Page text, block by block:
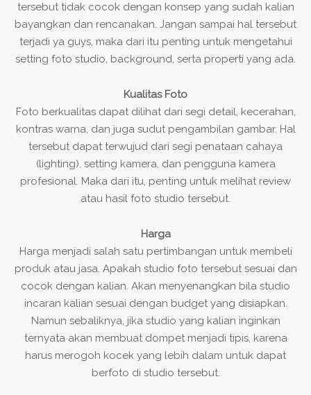
tersebut tidak cocok dengan konsep yang sudah kalian
bayangkan dan rencanakan. Jangan sampai hal tersebut
terjadi ya guys, maka dari itu penting untuk mengetahui
setting foto studio, background, serta properti yang ada.
Kualitas Foto
Foto berkualitas dapat dilihat dari segi detail, kecerahan,
kontras warna, dan juga sudut pengambilan gambar. Hal
tersebut dapat terwujud dari segi penataan cahaya
(lighting), setting kamera, dan pengguna kamera
profesional. Maka dari itu, penting untuk melihat review
atau hasil foto studio tersebut.
Harga
Harga menjadi salah satu pertimbangan untuk membeli
produk atau jasa. Apakah studio foto tersebut sesuai dan
cocok dengan kalian. Akan menyenangkan bila studio
incaran kalian sesuai dengan budget yang disiapkan.
Namun sebaliknya, jika studio yang kalian inginkan
ternyata akan membuat dompet menjadi tipis, karena
harus merogoh kocek yang lebih dalam untuk dapat
berfoto di studio tersebut.